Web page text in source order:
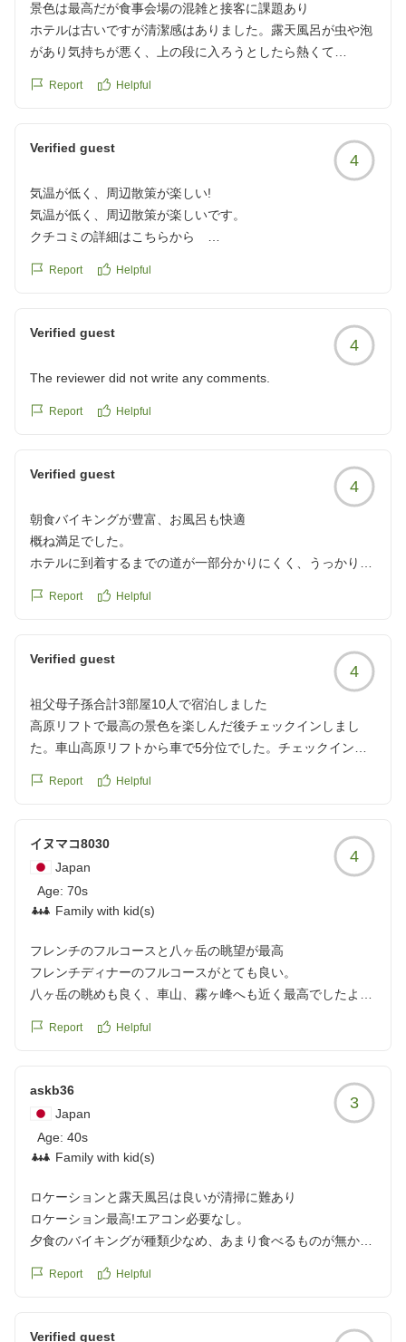
景色は最高だが食事会場の混雑と接客に課題あり
ホテルは古いですが清潔感はありました。露天風呂が虫や泡
があり気持ちが悪く、上の段に入ろうとしたら熱くて
でも分けて欲しい。食べ物もなくなっても追加が遅い、これ
通じなくて困りました。上手な人もいますけど。もっと気配
クチコミの詳細はこちらから
https://review.travel.rakuten.co.jp/hotel/voice/2111?
reviewId=33123478385769
Report Helpful
Verified guest
4
気温が低く、周辺散策が楽しい!
気温が低く、周辺散策が楽しいです。
クチコミの詳細はこちらから
reviewId=33123478338295
Report Helpful
Verified guest
4
The reviewer did not write any comments.
Report Helpful
Verified guest
4
朝食バイキングが豊富、お風呂も快適
概ね満足でした。
ホテルに到着するまでの道が一部分かりにくく、うっかり通
に従って行けます。
アレルギーない人はお蕎麦は是非食べてみてほしいです。時
間をずらして行かないと混み合い待つことになるのでそこは
注意点です。
お風呂も良かったです。
クチコミの詳細はこちらから
https://review.travel.rakuten.co.jp/hotel/voice/2111?
Report Helpful
Verified guest
4
祖父母子孫合計3部屋10人で宿泊しました
高原リフトで最高の景色を楽しんだ後チェックインしまし
た。車山高原リフトから車で5分位でした。チェックイン時
ましたと説明を受けました。汗をかく季節なのでシャンプー
夕飯は星空ツアーを申し込んでいたので18時〜でした。
(星空ツアーは19:45分でした。)
18時ちょうど位にyohoへ行くと席に案内してもらえまし
た。二組後の方々は満席でロビーで30分位待つように伝えら
れておりました。
夕食のビュッフェは、正直かなり良かったです。
アルコールのメニュー表などはありませんでしたが、ソフト
ッコやハマチ?のお刺身もとても新鮮で美味しかったです。
うに甘くデザートのメロンも甘くて美味しかったです。ソフ
トクリームもあり子供達も大喜びでした。
人気のメニューはなくなりやすいのですが、外国人スタッフ
の方がよく目を配っており、随時補充してくださったので安
料理や枝豆豆腐、どれも美味しかっです。
足が悪く御自分でお料理を取ることが難しい方がいらっしゃ
ったのですが、外国人スタッフの方が一緒に回りながら希望
のメニューをとってあげておりました。とても親切だなぁと
イクロバス2台で補助席まで満員で出発しました。15分ほど
Report Helpful
イヌマコ8030
Japan
Age: 70s
Family with kid(s)
4
フレンチのフルコースと八ヶ岳の眺望が最高
フレンチディナーのフルコースがとても良い。
八ヶ岳の眺めも良く、車山、霧ヶ峰へも近く最高でしたよ。
クチコミの詳細はこちらから
Report Helpful
askb36
Japan
Age: 40s
Family with kid(s)
3
ロケーションと露天風呂は良いが清掃に難あり
ロケーション最高!エアコン必要なし。
夕食のバイキングが種類少なめ、あまり食べるものが無かっ
露天風呂は気持ちが良かった。
Report Helpful
Verified guest